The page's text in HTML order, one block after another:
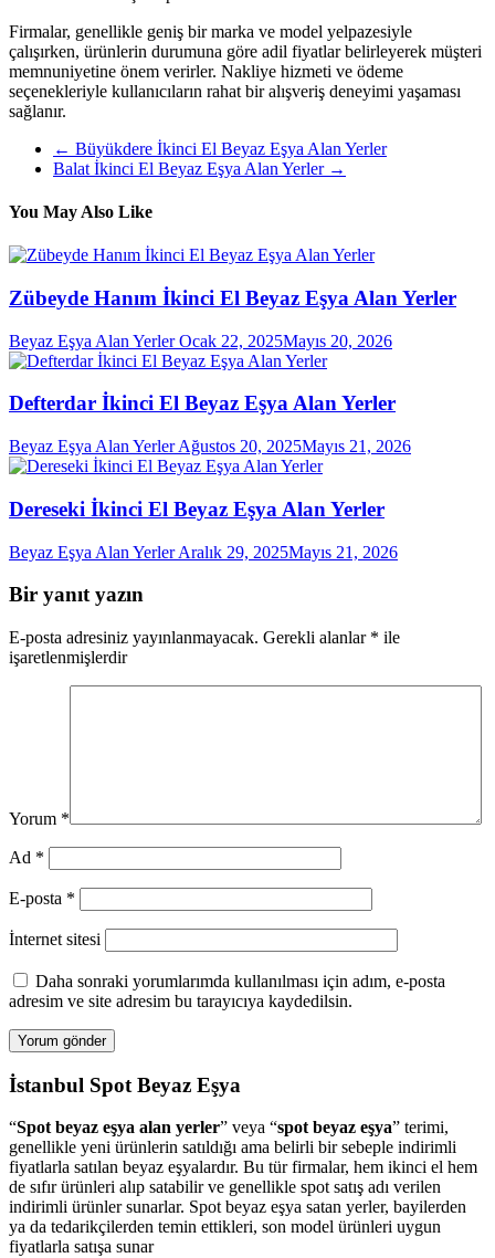
Firmalar, genellikle geniş bir marka ve model yelpazesiyle
çalışırken, ürünlerin durumuna göre adil fiyatlar belirleyerek müşteri
memnuniyetine önem verirler. Nakliye hizmeti ve ödeme
seçenekleriyle kullanıcıların rahat bir alışveriş deneyimi yaşaması
sağlanır.
← Büyükdere İkinci El Beyaz Eşya Alan Yerler
Balat İkinci El Beyaz Eşya Alan Yerler →
You May Also Like
Zübeyde Hanım İkinci El Beyaz Eşya Alan Yerler
Beyaz Eşya Alan Yerler Ocak 22, 2025Mayıs 20, 2026
Defterdar İkinci El Beyaz Eşya Alan Yerler
Beyaz Eşya Alan Yerler Ağustos 20, 2025Mayıs 21, 2026
Dereseki İkinci El Beyaz Eşya Alan Yerler
Beyaz Eşya Alan Yerler Aralık 29, 2025Mayıs 21, 2026
Bir yanıt yazın
E-posta adresiniz yayınlanmayacak. Gerekli alanlar * ile
işaretlenmişlerdir
Yorum *
Ad *
E-posta *
İnternet sitesi
Daha sonraki yorumlarımda kullanılması için adım, e-posta
adresim ve site adresim bu tarayıcıya kaydedilsin.
İstanbul Spot Beyaz Eşya
“Spot beyaz eşya alan yerler” veya “spot beyaz eşya” terimi,
genellikle yeni ürünlerin satıldığı ama belirli bir sebeple indirimli
fiyatlarla satılan beyaz eşyalardır. Bu tür firmalar, hem ikinci el hem
de sıfır ürünleri alıp satabilir ve genellikle spot satış adı verilen
indirimli ürünler sunarlar. Spot beyaz eşya satan yerler, bayilerden
ya da tedarikçilerden temin ettikleri, son model ürünleri uygun
fiyatlarla satışa sunar